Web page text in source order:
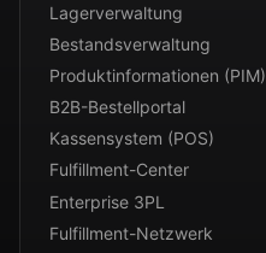
Lagerverwaltung
Bestandsverwaltung
Produktinformationen (PIM)
B2B-Bestellportal
Kassensystem (POS)
Fulfillment-Center
Enterprise 3PL
Fulfillment-Netzwerk